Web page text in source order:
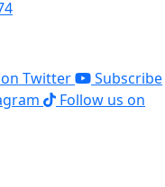
Twitter
Subscribe
Follow us on